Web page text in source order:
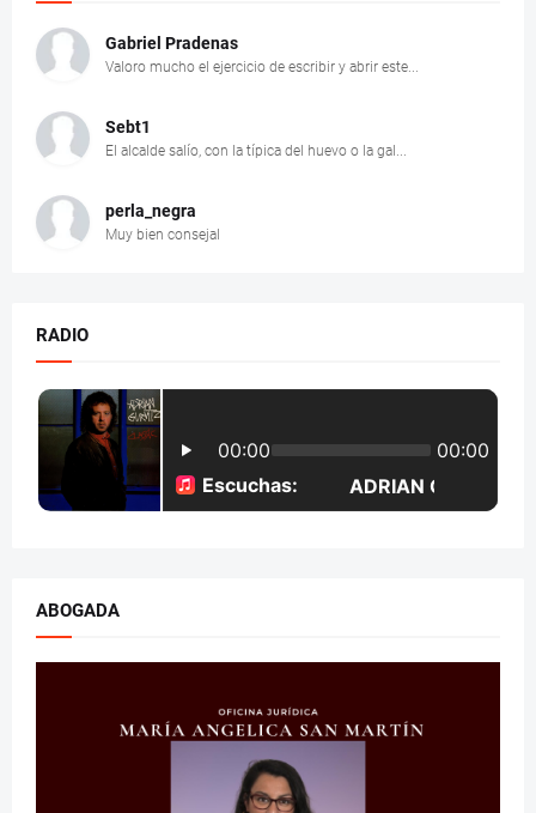
Gabriel Pradenas
Valoro mucho el ejercicio de escribir y abrir este...
Sebt1
El alcalde salío, con la típica del huevo o la gal...
perla_negra
Muy bien consejal
RADIO
ABOGADA